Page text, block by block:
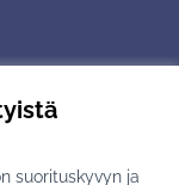
suorituskyvyn ja